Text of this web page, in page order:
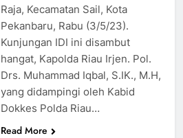
Raja, Kecamatan Sail, Kota
Pekanbaru, Rabu (3/5/23).
Kunjungan IDI ini disambut
hangat, Kapolda Riau Irjen. Pol.
Drs. Muhammad Iqbal, S.IK., M.H,
yang didampingi oleh Kabid
Dokkes Polda Riau…
Read More